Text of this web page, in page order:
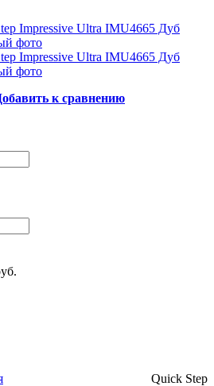
к сравнению
Quick Step